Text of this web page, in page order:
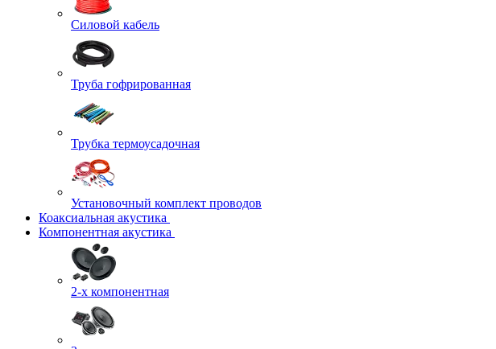
Силовой кабель
Труба гофрированная
Трубка термоусадочная
Установочный комплект проводов
Коаксиальная акустика
Компонентная акустика
2-х компонентная